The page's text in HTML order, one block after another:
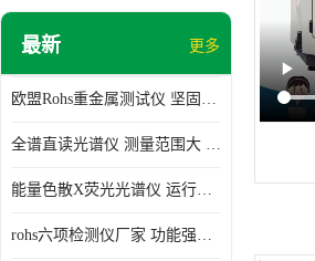
最新 更多
欧盟Rohs重金属测试仪 坚固耐用 测试结果清晰显示
全谱直读光谱仪 测量范围大 抗干扰性能好
能量色散X荧光光谱仪 运行稳定性高 方便样品的测量
rohs六项检测仪厂家 功能强大 可直接分析